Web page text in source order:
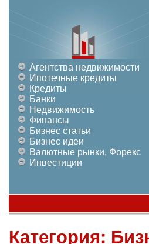
Агентства недвижимости
Ипотечные кредиты
Кредиты
Банки
Недвижимость
Финансы
Бизнес статьи
Бизнес идеи
Валютные рынки, Форекс
Инвестиции
Категория: